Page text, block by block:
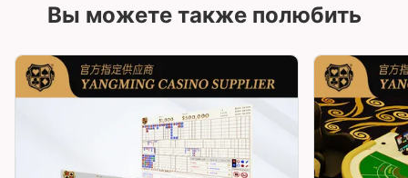
Вы можете также полюбить